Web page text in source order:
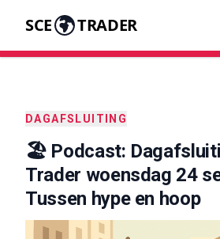
SCE TRADER
DAGAFSLUITING
🏖️ Podcast:
Trader woensdag 24
Tussen hype en hoop